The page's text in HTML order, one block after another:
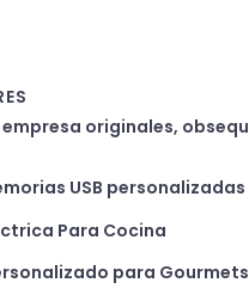
empresa originales,
USB personalizadas
Para Cocina
para Gourmets